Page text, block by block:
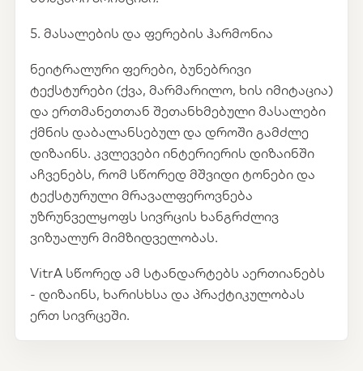
5. მასალების და ფერების ჰარმონია
ნეიტრალური ფერები, ბუნებრივი
ტექსტურები (ქვა, მარმარილო, ხის იმიტაცია)
და ერთმანეთთან შეთანხმებული მასალები
ქმნის დაბალანსებულ და დროში გამძლე
დიზაინს. კვლევები ინტერიერის დიზაინში
აჩვენებს, რომ სწორედ მშვიდი ტონები და
ტექსტურული მრავალფეროვნება
უზრუნველყოფს სივრცის ხანგრძლივ
ვიზუალურ მიმზიდველობას.
VitrA სწორედ ამ სტანდარტებს აერთიანებს
- დიზაინს, ხარისხსა და პრაქტიკულობას
ერთ სივრცეში.